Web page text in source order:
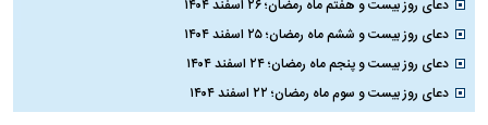
دعای روز بیست و هفتم ماه رمضان؛ ۲۶ اسفند ۱۴۰۴
دعای روز بیست و ششم ماه رمضان؛ ۲۵ اسفند ۱۴۰۴
دعای روز بیست و پنجم ماه رمضان؛ ۲۴ اسفند ۱۴۰۴
دعای روز بیست و سوم ماه رمضان؛ ۲۲ اسفند ۱۴۰۴